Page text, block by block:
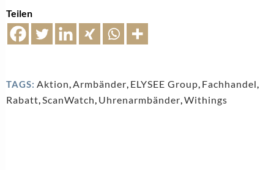
Teilen
TAGS: Aktion,Armbänder, ELYSEE Group, Fachhandel,
Rabatt,ScanWatch, Uhrenarmbänder,Withings